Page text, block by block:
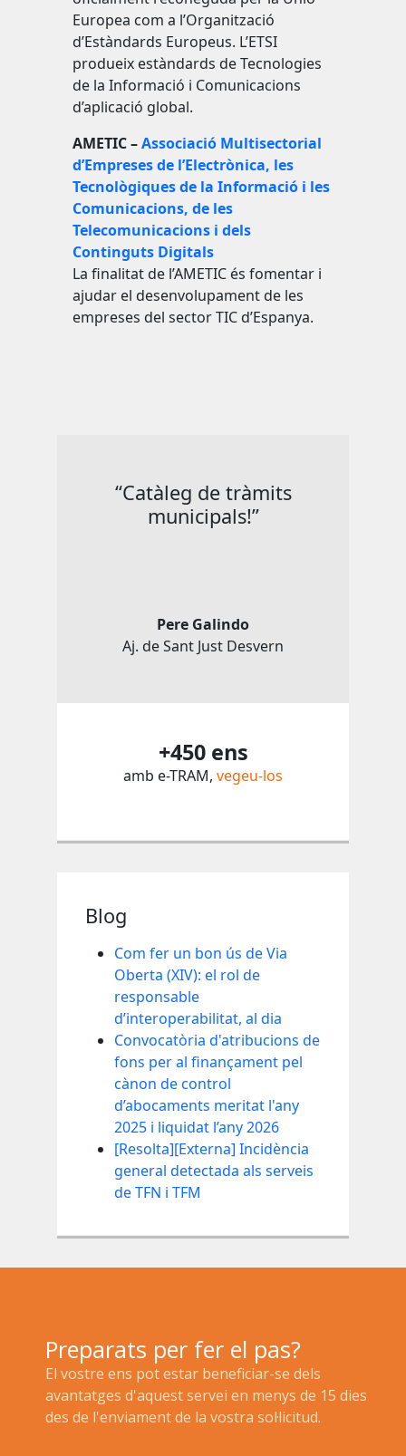
Europea com a l’Organització
d’Estàndards Europeus. L’ETSI
produeix estàndards de Tecnologies
de la Informació i Comunicacions
d’aplicació global.
AMETIC –Associació Multisectorial
d’Empreses de l’Electrònica, les
Tecnològiques de la Informació i les
Comunicacions, de les
Telecomunicacions i dels
Continguts Digitals
La finalitat de l’AMETIC és fomentar i
ajudar el desenvolupament de les
empreses del sector TIC d’Espanya.
“Catàleg de tràmits
municipals!”
Pere Galindo
Aj. de Sant Just Desvern
+450 ens
amb e-TRAM, vegeu-los
Blog
Com fer un bon ús de Via
Oberta (XIV): el rol de
responsable
d’interoperabilitat, al dia
Convocatòria d'atribucions de
fons per al finançament pel
cànon de control
d’abocaments meritat l'any
2025 i liquidat l’any 2026
[Resolta][Externa] Incidència
general detectada als serveis
de TFN i TFM
Preparats per fer el pas?
El vostre ens pot estar beneficiar-se dels
avantatges d'aquest servei en menys de 15 dies
des de l'enviament de la vostra sol·licitud.